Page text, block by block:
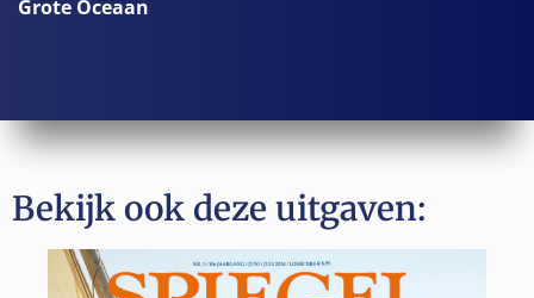
Grote Oceaan
Bekijk ook deze uitgaven: